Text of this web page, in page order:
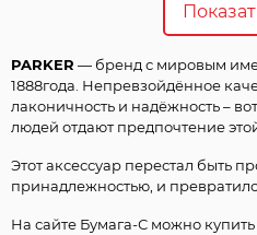
PARKER — бренд с мировым
1888года. Непревзойдённое
лаконичность и надёжность –
людей отдают предпочтение
Этот аксессуар перестал быть
принадлежностью, и
На сайте Бумага-С можно